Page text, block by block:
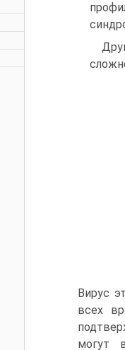
Вирус
всех
могут